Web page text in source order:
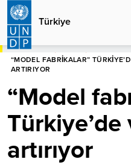
Ana
içeriğe
atla
Türkiye
ANASAYFA
“MODEL FABRIKALAR”
ARTIRIYOR
“Model
artırıyor